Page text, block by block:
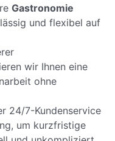
Gastronomie
und flexibel auf
wir Ihnen eine
ohne
24/7-Kundenservice
um kurzfristige